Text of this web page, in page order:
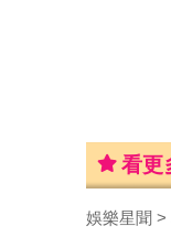
看更
娛樂星聞